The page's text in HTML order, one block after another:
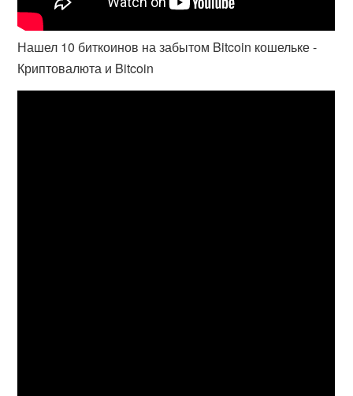
Нашел 10 биткоинов на забытом Bitcoin кошельке -
Криптовалюта и Bitcoin